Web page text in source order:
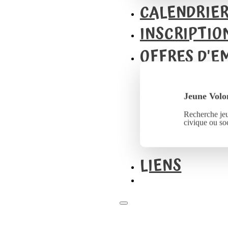
OFFRES
Jeune
Recherche
civique ou
LIENS